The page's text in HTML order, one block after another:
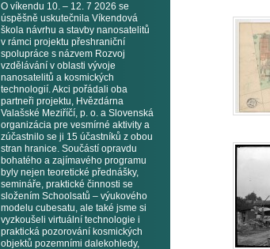
O víkendu 10. – 12. 7 2026 se
úspěšně uskutečnila Víkendová
škola návrhu a stavby nanosatelitů
v rámci projektu přeshraniční
spolupráce s názvem Rozvoj
vzdělávání v oblasti vývoje
nanosatelitů a kosmických
technologií. Akci pořádali oba
partneři projektu, Hvězdárna
Valašské Meziříčí, p. o. a Slovenská
organizácia pre vesmírné aktivity a
zúčastnilo se ji 15 účastníků z obou
stran hranice. Součástí opravdu
bohatého a zajímavého programu
byly nejen teoretické přednášky,
semináře, praktické činnosti se
složením Schoolsatů – výukového
modelu cubesatu, ale také jsme si
vyzkoušeli virtuální technologie i
praktická pozorování kosmických
objektů pozemními dalekohledy,